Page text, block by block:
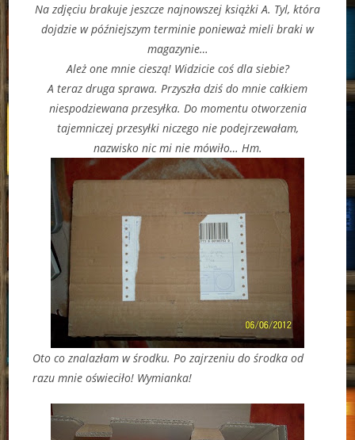
Na zdjęciu brakuje jeszcze najnowszej książki A. Tyl, która
dojdzie w późniejszym terminie ponieważ mieli braki w
magazynie…
Ależ one mnie cieszą! Widzicie coś dla siebie?
A teraz druga sprawa. Przyszła dziś do mnie całkiem
niespodziewana przesyłka. Do momentu otworzenia
tajemniczej przesyłki niczego nie podejrzewałam,
nazwisko nic mi nie mówiło… Hm.
Oto co znalazłam w środku. Po zajrzeniu do środka od
razu mnie oświeciło! Wymianka!